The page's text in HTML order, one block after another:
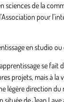
de la
pour
en studio ou
se
projets, mais à
direction